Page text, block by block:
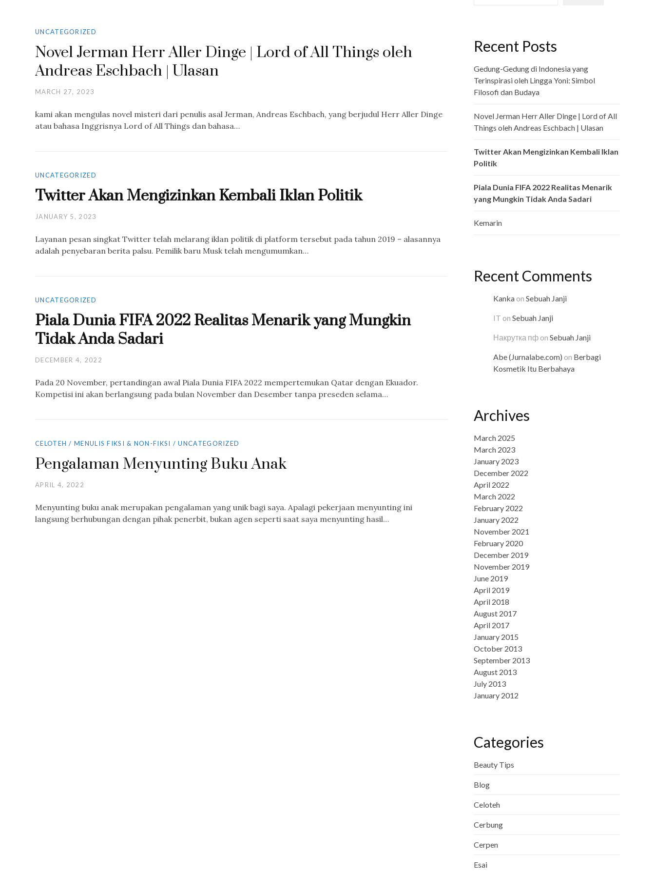
UNCATEGORIZED
Novel Jerman Herr Aller Dinge | Lord of All Things oleh
Andreas Eschbach | Ulasan
MARCH 27, 2023
kami akan mengulas novel misteri dari penulis asal Jerman, Andreas Eschbach, yang berjudul Herr Aller Dinge
atau bahasa Inggrisnya Lord of All Things dan bahasa…
UNCATEGORIZED
Twitter Akan Mengizinkan Kembali Iklan Politik
JANUARY 5, 2023
Layanan pesan singkat Twitter telah melarang iklan politik di platform tersebut pada tahun 2019 – alasannya
adalah penyebaran berita palsu. Pemilik baru Musk telah mengumumkan…
UNCATEGORIZED
Piala Dunia FIFA 2022 Realitas Menarik yang Mungkin
Tidak Anda Sadari
DECEMBER 4, 2022
Pada 20 November, pertandingan awal Piala Dunia FIFA 2022 mempertemukan Qatar dengan Ekuador.
Kompetisi ini akan berlangsung pada bulan November dan Desember tanpa preseden selama…
CELOTEH /MENULIS FIKSI & NON-FIKSI /UNCATEGORIZED
Pengalaman Menyunting Buku Anak
APRIL 4, 2022
Menyunting buku anak merupakan pengalaman yang unik bagi saya. Apalagi pekerjaan menyunting ini
langsung berhubungan dengan pihak penerbit, bukan agen seperti saat saya menyunting hasil…
Recent Posts
Gedung-Gedung di Indonesia yang
Terinspirasi oleh Lingga Yoni: Simbol
Filosofi dan Budaya
Novel Jerman Herr Aller Dinge | Lord of All
Things oleh Andreas Eschbach | Ulasan
Twitter Akan Mengizinkan Kembali Iklan
Politik
Piala Dunia FIFA 2022 Realitas Menarik
yang Mungkin Tidak Anda Sadari
Kemarin
Recent Comments
Kankaon Sebuah Janji
IT on Sebuah Janji
Накрутка пфon Sebuah Janji
Abe (Jurnalabe.com) on Berbagi
Kosmetik Itu Berbahaya
Archives
March 2025
March 2023
January 2023
December 2022
April 2022
March 2022
February 2022
January 2022
November 2021
February 2020
December 2019
November 2019
June 2019
April 2019
April 2018
August 2017
April 2017
January 2015
October 2013
September 2013
August 2013
July 2013
January 2012
Categories
Beauty Tips
Blog
Celoteh
Cerbung
Cerpen
Esai